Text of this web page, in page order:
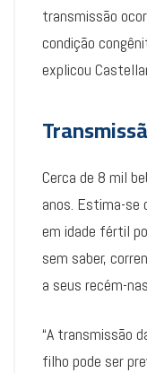
transmissão
condição
explicou
Cerca de 8 mil
anos. Estima-se
em idade fértil
sem saber,
a seus recém-
“A transmissão
filho pode ser